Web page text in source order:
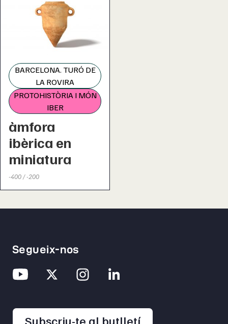
BARCELONA. TURÓ DE
LA ROVIRA
PROTOHISTÒRIA I MÓN
IBER
àmfora
ibèrica en
miniatura
-400 / -200
Segueix-nos
Subscriu-te al butlletíopens in a new